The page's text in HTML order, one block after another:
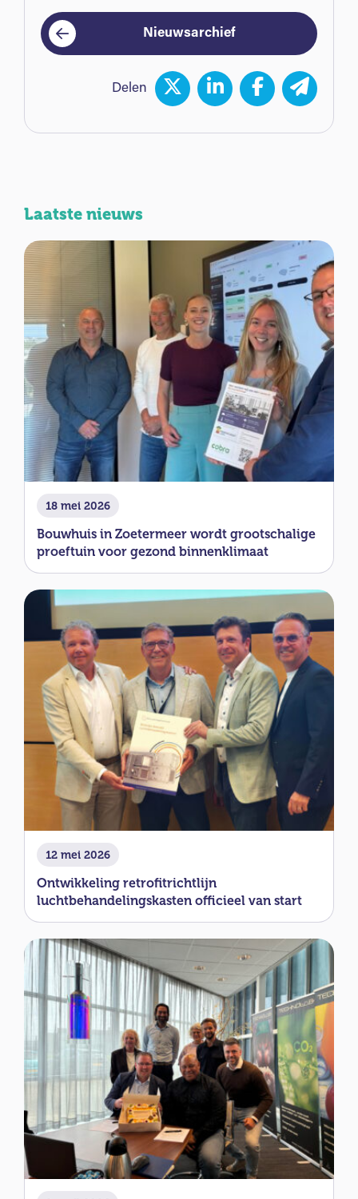
Nieuwsarchief
Delen
Laatste nieuws
18 mei 2026
Bouwhuis in Zoetermeer wordt grootschalige
proeftuin voor gezond binnenklimaat
12 mei 2026
Ontwikkeling retrofitrichtlijn
luchtbehandelingskasten officieel van start